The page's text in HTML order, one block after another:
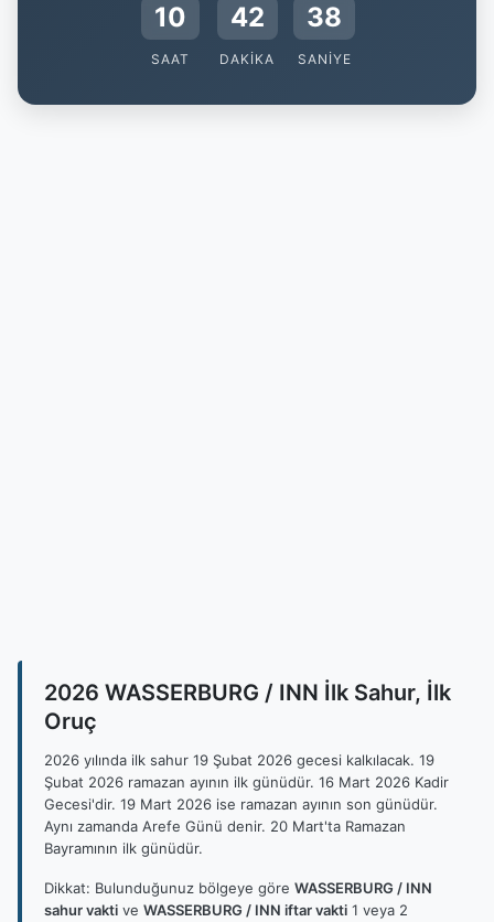
10
SAAT
42
DAKIKA
37
SANIYE
2026 WASSERBURG / INN İlk Sahur, İlk
Oruç
2026 yılında ilk sahur 19 Şubat 2026 gecesi kalkılacak. 19
Şubat 2026 ramazan ayının ilk günüdür. 16 Mart 2026 Kadir
Gecesi'dir. 19 Mart 2026 ise ramazan ayının son günüdür.
Aynı zamanda Arefe Günü denir. 20 Mart'ta Ramazan
Bayramının ilk günüdür.
Dikkat: Bulunduğunuz bölgeye göre WASSERBURG / INN
sahur vakti ve WASSERBURG / INN iftar vakti 1 veya 2